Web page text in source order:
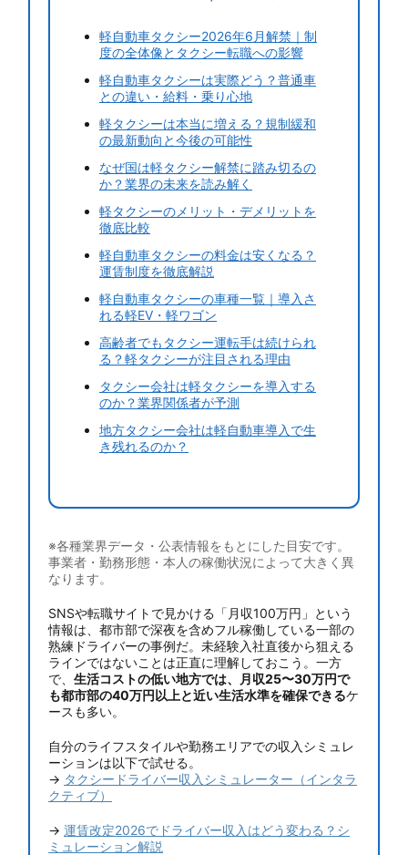
軽自動車タクシー2026年6月解禁｜制
度の全体像とタクシー転職への影響
軽自動車タクシーは実際どう？普通車
との違い・給料・乗り心地
軽タクシーは本当に増える？規制緩和
の最新動向と今後の可能性
なぜ国は軽タクシー解禁に踏み切るの
か？業界の未来を読み解く
軽タクシーのメリット・デメリットを
徹底比較
軽自動車タクシーの料金は安くなる？
運賃制度を徹底解説
軽自動車タクシーの車種一覧｜導入さ
れる軽EV・軽ワゴン
高齢者でもタクシー運転手は続けられ
る？軽タクシーが注目される理由
タクシー会社は軽タクシーを導入する
のか？業界関係者が予測
地方タクシー会社は軽自動車導入で生
き残れるのか？
※各種業界データ・公表情報をもとにした目安です。
事業者・勤務形態・本人の稼働状況によって大きく異
なります。
SNSや転職サイトで見かける「月収100万円」という
情報は、都市部で深夜を含めフル稼働している一部の
熟練ドライバーの事例だ。未経験入社直後から狙える
ラインではないことは正直に理解しておこう。一方
で、 生活コストの低い地方では、月収25〜30万円で
も都市部の40万円以上と近い生活水準を確保できるケ
ースも多い。
自分のライフスタイルや勤務エリアでの収入シミュレ
ーションは以下で試せる。
→ タクシードライバー収入シミュレーター（インタラ
クティブ）
→ 運賃改定2026でドライバー収入はどう変わる？シ
ミュレーション解説